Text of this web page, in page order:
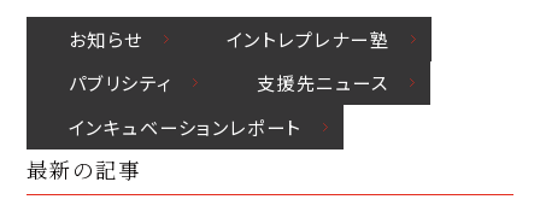
お知らせ
イントレプレナー塾
パブリシティ
⽀援先ニュース
インキュベーションレポート
最新の記事